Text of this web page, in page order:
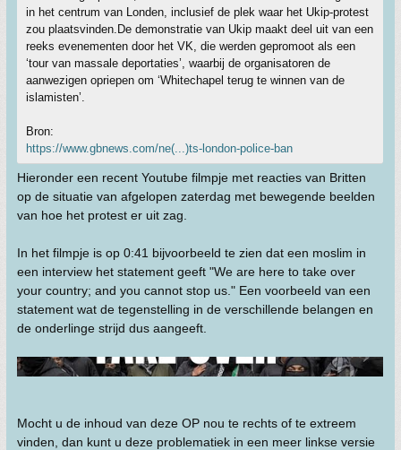
in het centrum van Londen, inclusief de plek waar het Ukip-protest
zou plaatsvinden.De demonstratie van Ukip maakt deel uit van een
reeks evenementen door het VK, die werden gepromoot als een
‘tour van massale deportaties’, waarbij de organisatoren de
aanwezigen opriepen om ‘Whitechapel terug te winnen van de
islamisten’.
Bron:
https://www.gbnews.com/ne(...)ts-london-police-ban
Hieronder een recent Youtube filmpje met reacties van Britten
op de situatie van afgelopen zaterdag met bewegende beelden
van hoe het protest er uit zag.
In het filmpje is op 0:41 bijvoorbeeld te zien dat een moslim in
een interview het statement geeft "We are here to take over
your country; and you cannot stop us." Een voorbeeld van een
statement wat de tegenstelling in de verschillende belangen en
de onderlinge strijd dus aangeeft.
Mocht u de inhoud van deze OP nou te rechts of te extreem
vinden, dan kunt u deze problematiek in een meer linkse versie